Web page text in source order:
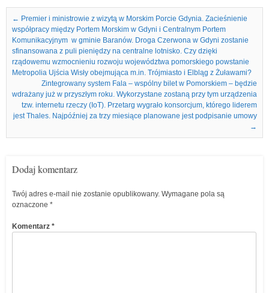
Nawigacja we wpisach
← Premier i ministrowie z wizytą w Morskim Porcie Gdynia. Zacieśnienie
współpracy między Portem Morskim w Gdyni i Centralnym Portem
Komunikacyjnym w gminie Baranów. Droga Czerwona w Gdyni zostanie
sfinansowana z puli pieniędzy na centralne lotnisko. Czy dzięki
rządowemu wzmocnieniu rozwoju województwa pomorskiego powstanie
Metropolia Ujścia Wisły obejmująca m.in. Trójmiasto i Elbląg z Żuławami?
Zintegrowany system Fala – wspólny bilet w Pomorskiem – będzie
wdrażany już w przyszłym roku. Wykorzystane zostaną przy tym urządzenia
tzw. internetu rzeczy (IoT). Przetarg wygrało konsorcjum, którego liderem
jest Thales. Najpóźniej za trzy miesiące planowane jest podpisanie umowy
→
Dodaj komentarz
Twój adres e-mail nie zostanie opublikowany. Wymagane pola są
oznaczone *
Komentarz *